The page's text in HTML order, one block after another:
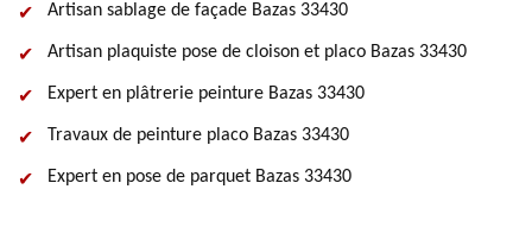
Artisan sablage de façade Bazas 33430
Artisan plaquiste pose de cloison et placo Bazas 33430
Expert en plâtrerie peinture Bazas 33430
Travaux de peinture placo Bazas 33430
Expert en pose de parquet Bazas 33430